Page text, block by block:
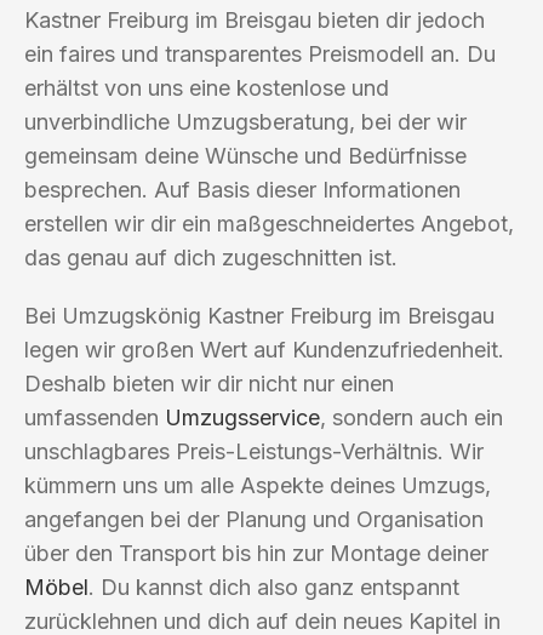
Kastner Freiburg im Breisgau bieten dir jedoch
ein faires und transparentes Preismodell an. Du
erhältst von uns eine kostenlose und
unverbindliche Umzugsberatung, bei der wir
gemeinsam deine Wünsche und Bedürfnisse
besprechen. Auf Basis dieser Informationen
erstellen wir dir ein maßgeschneidertes Angebot,
das genau auf dich zugeschnitten ist.
Bei Umzugskönig Kastner Freiburg im Breisgau
legen wir großen Wert auf Kundenzufriedenheit.
Deshalb bieten wir dir nicht nur einen
umfassenden Umzugsservice, sondern auch ein
unschlagbares Preis-Leistungs-Verhältnis. Wir
kümmern uns um alle Aspekte deines Umzugs,
angefangen bei der Planung und Organisation
über den Transport bis hin zur Montage deiner
Möbel. Du kannst dich also ganz entspannt
zurücklehnen und dich auf dein neues Kapitel in